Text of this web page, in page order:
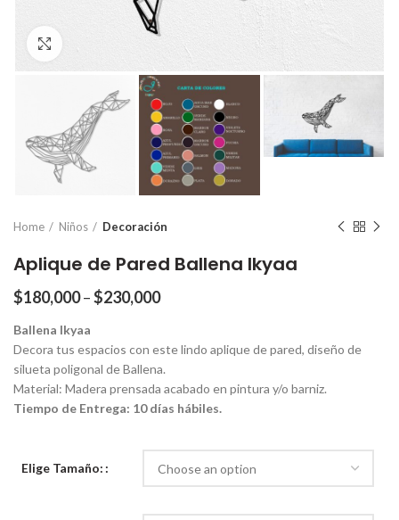
Home Niños Decoración
Aplique de Pared Ballena Ikyaa
$180,000–$230,000
Ballena Ikyaa
Decora tus espacios con este lindo aplique de pared, diseño de
silueta poligonal de Ballena.
Material: Madera prensada acabado en pintura y/o barniz.
Tiempo de Entrega: 10 días hábiles.
Elige Tamaño: